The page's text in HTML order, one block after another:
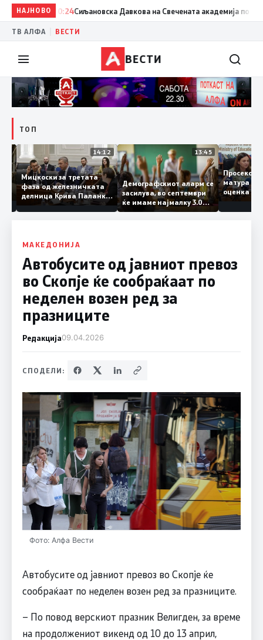
НАЈНОВО
20:24 Сиљановска Давкова на Свечената академија по повод
ТВ АЛФА ВЕСТИ
ВЕСТИ
ТОП
15:20
Во
14:12
Мицкоски за третата
фаза од железничката
делница Крива Паланка
– Деве Баир: Проектот
нема да заврши на
целина
13:45
Демографскиот аларм се
засилува, во септември
ќе имаме најмалку 3.000
првачиња помалку
матура
оценка
МАКЕДОНИЈА
Автобусите од јавниот превоз
во Скопје ќе сообраќаат по
неделен возен ред за
празниците
Редакција09.04.2026
СПОДЕЛИ:
Фото: Алфа Вести
Автобусите од јавниот превоз во Скопје ќе
сообраќаат по неделен возен ред за празниците.
– По повод верскиот празник Велигден, за време
на продолжениот викенд од 10 до 13 април,